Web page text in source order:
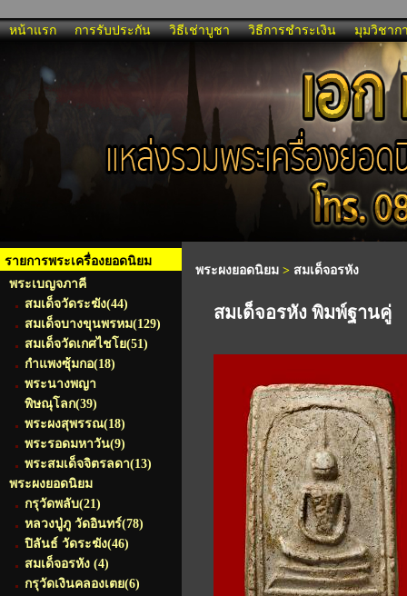
หน้าแรก การรับประกัน วิธีเช่าบูชา วิธีการชำระเงิน มุมวิชาก
รายการพระเครื่องยอดนิยม
พระเบญจภาคี
สมเด็จวัดระฆัง(44)
สมเด็จบางขุนพรหม(129)
สมเด็จวัดเกศไชโย(51)
กำแพงซุ้มกอ(18)
พระนางพญา
พิษณุโลก(39)
พระผงสุพรรณ(18)
พระรอดมหาวัน(9)
พระสมเด็จจิตรลดา(13)
พระผงยอดนิยม
กรุวัดพลับ(21)
หลวงปู่ภู วัดอินทร์(78)
ปิลันธ์ วัดระฆัง(46)
สมเด็จอรหัง (4)
กรุวัดเงินคลองเตย(6)
พระผงยอดนิยม > สมเด็จอรหัง
สมเด็จอรหัง พิมพ์ฐานคู่